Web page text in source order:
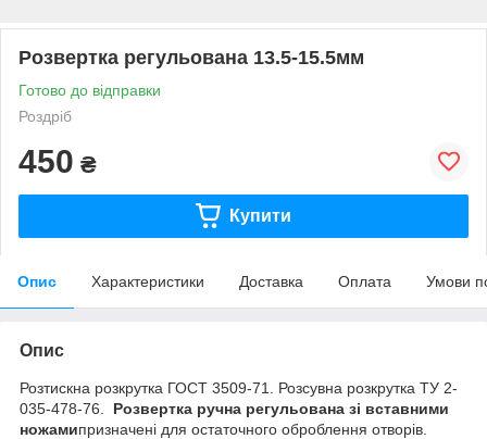
Розвертка регульована 13.5-15.5мм
Готово до відправки
Роздріб
450 ₴
Купити
Опис Характеристики Доставка Оплата Умови
Опис
Розтискна розкрутка ГОСТ 3509-71. Розсувна розкрутка ТУ 2-
035-478-76. Розвертка ручна регульована зі вставними
ножамипризначені для остаточного оброблення отворів.